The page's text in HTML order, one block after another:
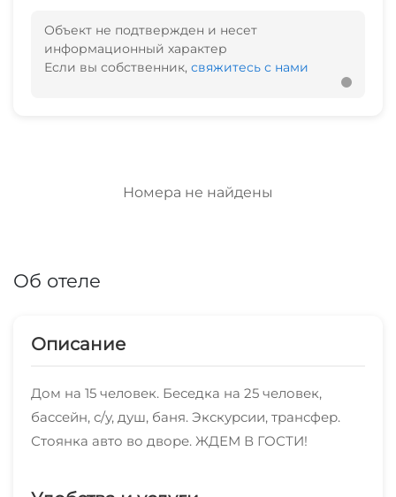
Объект не подтвержден и несет
информационный характер
Если вы собственник, свяжитесь с нами
Номера не найдены
Об отеле
Описание
Дом на 15 человек. Беседка на 25 человек,
бассейн, с/у, душ, баня. Экскурсии, трансфер.
Стоянка авто во дворе. ЖДЕМ В ГОСТИ!